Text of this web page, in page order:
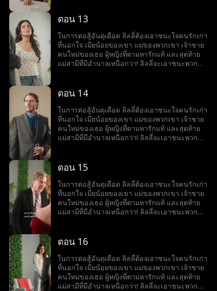
ตอน 13
ในการต่อสู้อันดุเดือด ลิลลี่ต้องเอาชนะใจคนรักเก่า
ที่นอกใจ เมียน้อยของเขา แม่ของพวกเขา เจ้าชาย
คนใหม่ของเธอ ผู้หญิงที่ตามหารักแท้ และสุดท้าย
แม่สามีที่มีอำนาจเหนือกว่า! ลิลลี่จะเอาชนะพวก
ตอน 14
ในการต่อสู้อันดุเดือด ลิลลี่ต้องเอาชนะใจคนรักเก่า
ที่นอกใจ เมียน้อยของเขา แม่ของพวกเขา เจ้าชาย
คนใหม่ของเธอ ผู้หญิงที่ตามหารักแท้ และสุดท้าย
แม่สามีที่มีอำนาจเหนือกว่า! ลิลลี่จะเอาชนะพวก
ตอน 15
ในการต่อสู้อันดุเดือด ลิลลี่ต้องเอาชนะใจคนรักเก่า
ที่นอกใจ เมียน้อยของเขา แม่ของพวกเขา เจ้าชาย
คนใหม่ของเธอ ผู้หญิงที่ตามหารักแท้ และสุดท้าย
แม่สามีที่มีอำนาจเหนือกว่า! ลิลลี่จะเอาชนะพวก
ตอน 16
ในการต่อสู้อันดุเดือด ลิลลี่ต้องเอาชนะใจคนรักเก่า
ที่นอกใจ เมียน้อยของเขา แม่ของพวกเขา เจ้าชาย
คนใหม่ของเธอ ผู้หญิงที่ตามหารักแท้ และสุดท้าย
แม่สามีที่มีอำนาจเหนือกว่า! ลิลลี่จะเอาชนะพวก